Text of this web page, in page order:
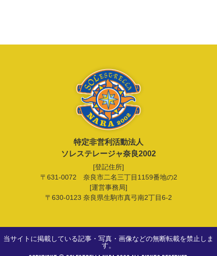
特定非営利活動法人
ソレステレージャ奈良2002
[登記住所]
〒631-0072 奈良市二名三丁目1159番地の2
[運営事務局]
〒630-0123 奈良県生駒市真弓南2丁目6-2
当サイトに掲載している記事・写真・画像などの無断転載を禁止しま
す。